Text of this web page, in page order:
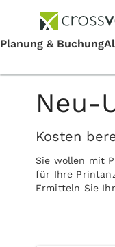
Neu-
Kosten
Sie wollen mit
für Ihre
Ermitteln Sie